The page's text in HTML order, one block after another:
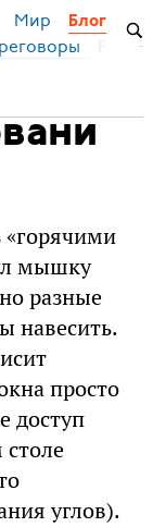
Мир Блог
мышку
разные
навесить.
просто
доступ
столе
углов).